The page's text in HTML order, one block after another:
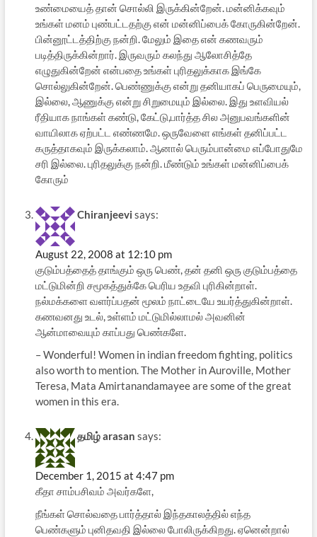
உண்மையைத் தான் சொல்லி இருக்கின்றேன். மன்னிக்கவும்
உங்கள் மனம் புண்பட்டதற்கு என் மன்னிப்பைக் கோருகின்றேன்.
பின்னூட்டத்திற்கு நன்றி. மேலும் இதை என் கணவரும்
படித்திருக்கின்றார். இருவரும் கலந்து ஆலோசித்தே
எழுதுகின்றேன் என்பதை உங்கள் புரிதலுக்காக இங்கே
சொல்லுகின்றேன். பெண்ணுக்கு என்று தனியாகப் பெருமையும்,
இல்லை, ஆணுக்கு என்று சிறுமையும் இல்லை. இது உளவியல்
ரீதியாக நாங்கள் கண்டு, கேட்டு,பார்த்த சில அனுபவங்களின்
வாயிலாக ஏற்பட்ட எண்ணமே. ஒருவேளை எங்கள் தனிப்பட்ட
கருத்தாகவும் இருக்கலாம். ஆனால் பெரும்பான்மை எப்போதுமே
சரி இல்லை. புரிதலுக்கு நன்றி. மீண்டும் உங்கள் மன்னிப்பைக்
கோரும்
Chiranjeevi says:
August 22, 2008 at 12:10 pm
குடும்பத்தைத் தாங்கும் ஒரு பெண், தன் தனி ஒரு குடும்பத்தை
மட்டுமின்றி சமூகத்துக்கே பெரிய உதவி புரிகின்றாள்.
நல்மக்களை வளர்ப்பதன் மூலம் நாட்டையே உயர்த்துகின்றாள்.
கணவனது உடல், உள்ளம் மட்டுமில்லாமல் அவனின்
ஆன்மாவையும் காப்பது பெண்களே.
– Wonderful! Women in indian freedom fighting, politics
also worth to mention. The Mother in Auroville, Mother
Teresa, Mata Amirtanandamayee are some of the great
women in this era.
தமிழ் arasan says:
December 1, 2015 at 4:47 pm
கீதா சாம்பசிவம் அவர்களே,
நீங்கள் சொல்வதை பார்த்தால் இந்தகாலத்தில் எந்த
பெண்களும் புனிதவதி இல்லை போலிருக்கிறது. ஏனென்றால்